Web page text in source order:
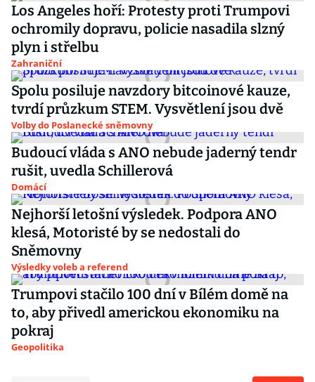
Los Angeles hoří: Protesty proti Trumpovi
ochromily dopravu, policie nasadila slzný
plyn i střelbu
Zahraniční
Spolu posiluje navzdory bitcoinové kauze,
tvrdí průzkum STEM. Vysvětlení jsou dvě
Volby do Poslanecké sněmovny
Budoucí vláda s ANO nebude jaderný tendr
rušit, uvedla Schillerová
Domácí
Nejhorší letošní výsledek. Podpora ANO
klesá, Motoristé by se nedostali do
Sněmovny
Výsledky voleb a referend
Trumpovi stačilo 100 dní v Bílém domě na
to, aby přivedl americkou ekonomiku na
pokraj
Geopolitika